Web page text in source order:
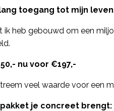
toegang tot mijn
ik heb gebouwd om een
nu voor €197,-
veel waarde voor een
je concreet brengt: